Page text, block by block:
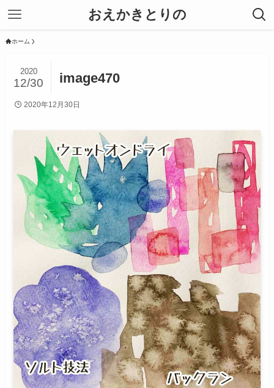
おえかきとりの
ホーム
image470
2020
12/30
2020年12月30日